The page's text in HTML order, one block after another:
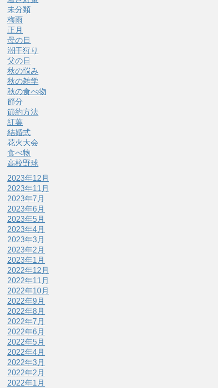
未分類
梅雨
正月
母の日
潮干狩り
父の日
秋の悩み
秋の雑学
秋の食べ物
節分
節約方法
紅葉
結婚式
花火大会
食べ物
高校野球
2023年12月
2023年11月
2023年7月
2023年6月
2023年5月
2023年4月
2023年3月
2023年2月
2023年1月
2022年12月
2022年11月
2022年10月
2022年9月
2022年8月
2022年7月
2022年6月
2022年5月
2022年4月
2022年3月
2022年2月
2022年1月